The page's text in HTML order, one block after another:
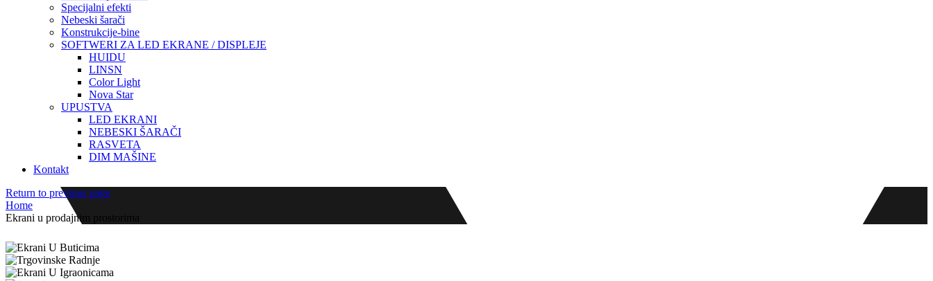
Specijalni efekti
Nebeski šarači
Konstrukcije-bine
SOFTWERI ZA LED EKRANE / DISPLEJE
HUIDU
LINSN
Color Light
Nova Star
UPUSTVA
LED EKRANI
NEBESKI ŠARAČI
RASVETA
DIM MAŠINE
Kontakt
Return to previous page
Home
Ekrani u prodajnim prostorima